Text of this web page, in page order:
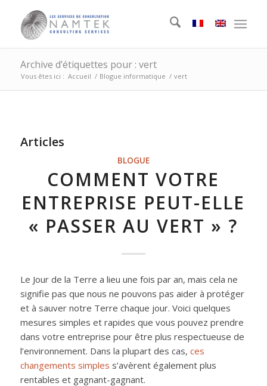
Archive d’étiquettes pour : vert
Vous êtes ici : Accueil / Blogue informatique / vert
Articles
BLOGUE
COMMENT VOTRE
ENTREPRISE PEUT-ELLE
« PASSER AU VERT » ?
Le Jour de la Terre a lieu une fois par an, mais cela ne
signifie pas que nous ne pouvons pas aider à protéger
et à sauver notre Terre chaque jour. Voici quelques
mesures simples et rapides que vous pouvez prendre
dans votre entreprise pour être plus respectueuse de
l’environnement. Dans la plupart des cas, ces
changements simples s’avèrent également plus
rentables et gagnant-gagnant.